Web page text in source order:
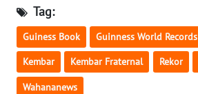
Tag:
Guiness Book Guinness World Records
Kembar Kembar Fraternal Rekor
Wahananews
RIAU
WN
SERAMBI